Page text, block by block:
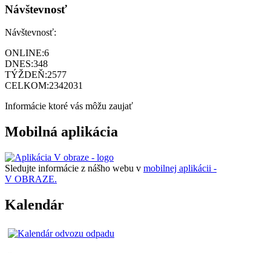
Návštevnosť
Návštevnosť:
ONLINE:6
DNES:348
TÝŽDEŇ:2577
CELKOM:2342031
Informácie ktoré vás môžu zaujať
Mobilná aplikácia
Sledujte informácie z nášho webu v mobilnej aplikácii -
V OBRAZE.
Kalendár